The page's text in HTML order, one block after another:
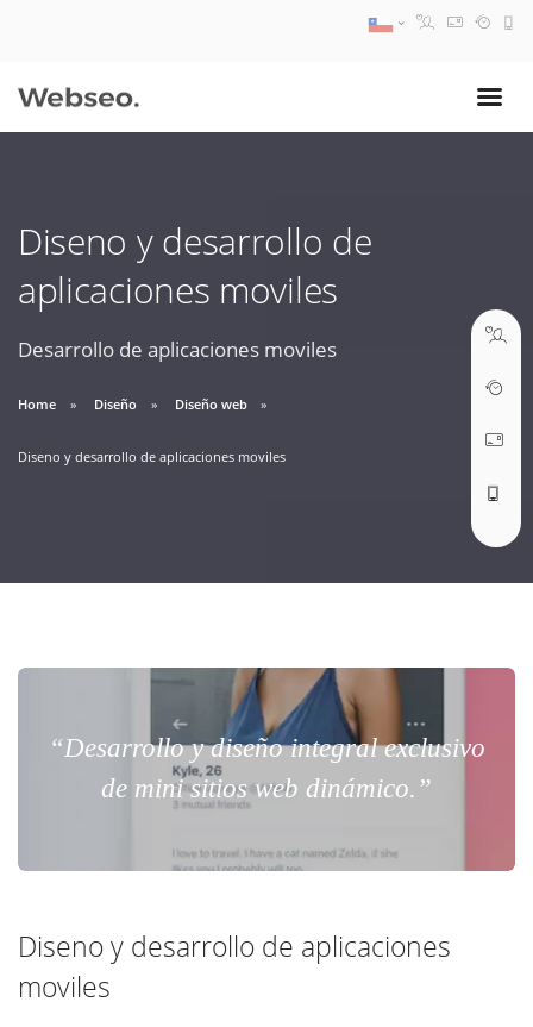
Diseno y desarrollo de
aplicaciones moviles
Desarrollo de aplicaciones moviles
Home Diseño Diseño web
Diseno y desarrollo de aplicaciones moviles
“Desarrollo y diseño integral exclusivo
de mini sitios web dinámico.”
Diseno y desarrollo de aplicaciones
moviles
09:30 AM A 18:30 PM
soporte@webseo.cl